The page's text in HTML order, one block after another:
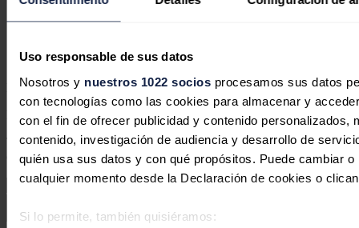
Uso responsable de sus datos
Nosotros y nuestros 1022 sociosprocesamos sus datos
con tecnologías como las cookies para almacenar y
con el fin de ofrecer publicidad y contenido personalizados,
contenido, investigación de audiencia y desarrollo de
quién usa sus datos y con qué propósitos. Puede cambiar
cualquier momento desde la Declaración de cookies o
Si lo permite, también quisiéramos:
eléctrica
Héctor Hugo Riojas González
No hay comentarios
Deja tu comentario
Tu dirección de correo electrónico no será publicada. Todos los
campos son obligatorios